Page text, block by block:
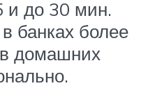
до 30 мин.
банках более
домашних